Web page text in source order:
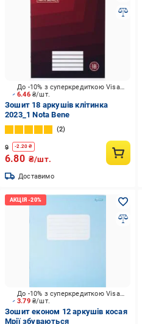
6.46 ₴/шт.
До -10% з суперкредиткою Visa Вигода
Зошит 18 аркушів клітинка
2023_1 Nota Bene
2
9 -2.20 ₴
6.80 ₴/шт.
Доставимо
3.79 ₴/шт.
До -10% з суперкредиткою Visa Вигода
Зошит економ 12 аркушів косая
Мрії збуваються